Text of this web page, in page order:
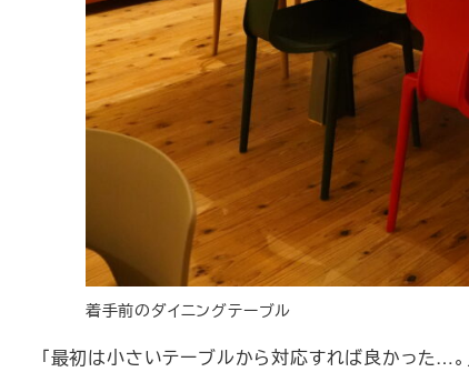
着手前のダイニングテーブル
「最初は小さいテーブルから対応すれば良かった…